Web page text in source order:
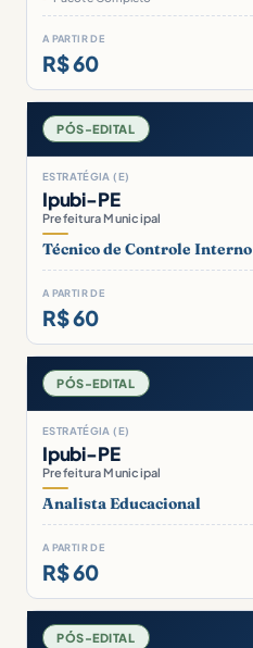
A PARTIR DE
R$ 60
PÓS-EDITAL
ESTRATÉGIA (E)
Ipubi-PE
Prefeitura Municipal
Técnico de Controle Interno
A PARTIR DE
R$ 60
PÓS-EDITAL
ESTRATÉGIA (E)
Ipubi-PE
Prefeitura Municipal
Analista Educacional
A PARTIR DE
R$ 60
PÓS-EDITAL